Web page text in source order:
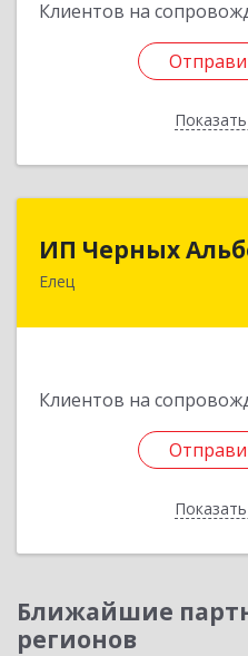
Клиентов на
ИП Черных
Елец
Клиентов на
ИП Черных
399771, Липецкая обл,
Ближайшие
регионов